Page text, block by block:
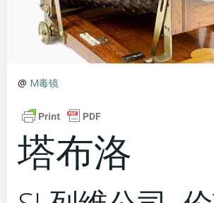
@ M毒镜
塔布洛